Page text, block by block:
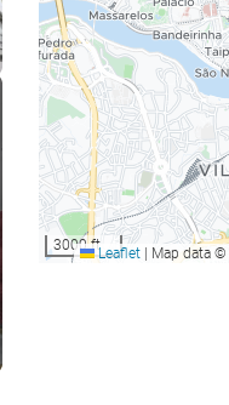
3000 ftLeaflet Map data ©